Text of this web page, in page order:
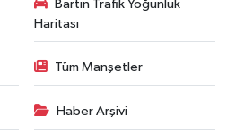
Bartın Trafik Yoğunluk
Haritası
Tüm Manşetler
Haber Arşivi